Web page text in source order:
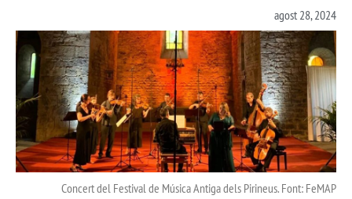
agost 28, 2024
Concert del Festival de Música Antiga dels Pirineus. Font: FeMAP